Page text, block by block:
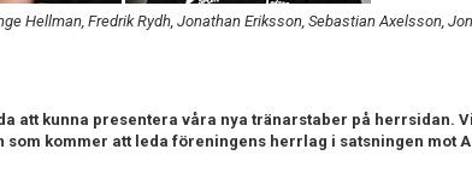
Hellman, Fredrik Rydh, Jonathan Eriksson, Sebastian Axelsson,
att kunna presentera våra nya tränarstaber på herrsidan.
som kommer att leda föreningens herrlag i satsningen mot